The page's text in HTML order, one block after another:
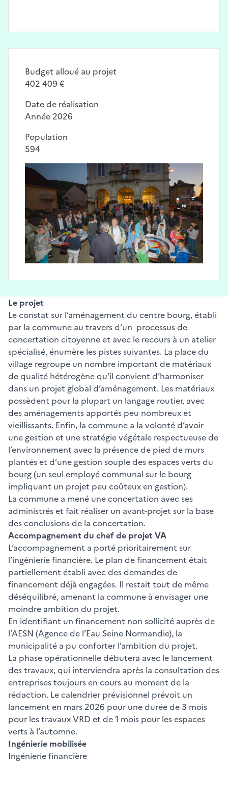
Budget alloué au projet
402 409 €
Date de réalisation
Année 2026
Population
594
Image
Le projet
Le constat sur l’aménagement du centre bourg, établi
par la commune au travers d’un processus de
concertation citoyenne et avec le recours à un atelier
spécialisé, énumère les pistes suivantes. La place du
village regroupe un nombre important de matériaux
de qualité hétérogène qu’il convient d’harmoniser
dans un projet global d’aménagement. Les matériaux
possèdent pour la plupart un langage routier, avec
des aménagements apportés peu nombreux et
vieillissants. Enfin, la commune a la volonté d’avoir
une gestion et une stratégie végétale respectueuse de
l’environnement avec la présence de pied de murs
plantés et d’une gestion souple des espaces verts du
bourg (un seul employé communal sur le bourg
impliquant un projet peu coûteux en gestion).
La commune a mené une concertation avec ses
administrés et fait réaliser un avant-projet sur la base
des conclusions de la concertation.
Accompagnement du chef de projet VA
L’accompagnement a porté prioritairement sur
l’ingénierie financière. Le plan de financement était
partiellement établi avec des demandes de
financement déjà engagées. Il restait tout de même
déséquilibré, amenant la commune à envisager une
moindre ambition du projet.
En identifiant un financement non sollicité auprès de
l’AESN (Agence de l’Eau Seine Normandie), la
municipalité a pu conforter l’ambition du projet.
La phase opérationnelle débutera avec le lancement
des travaux, qui interviendra après la consultation des
entreprises toujours en cours au moment de la
rédaction. Le calendrier prévisionnel prévoit un
lancement en mars 2026 pour une durée de 3 mois
pour les travaux VRD et de 1 mois pour les espaces
verts à l’automne.
Ingénierie mobilisée
Ingénierie financière